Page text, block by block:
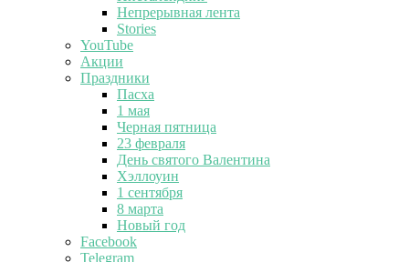
Непрерывная лента
Stories
YouTube
Акции
Праздники
Пасха
1 мая
Черная пятница
23 февраля
День святого Валентина
Хэллоуин
1 сентября
8 марта
Новый год
Facebook
Telegram